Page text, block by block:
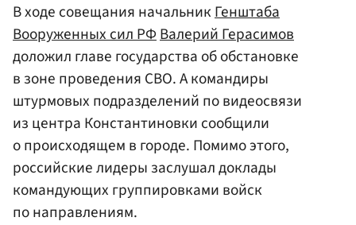
В ходе совещания начальникГенштаба
Вооруженных сил РФВалерий Герасимов
доложил главе государства об обстановке
в зоне проведения СВО. А командиры
штурмовых подразделений по видеосвязи
из центра Константиновки сообщили
о происходящем в городе. Помимо этого,
российские лидеры заслушал доклады
командующих группировками войск
по направлениям.